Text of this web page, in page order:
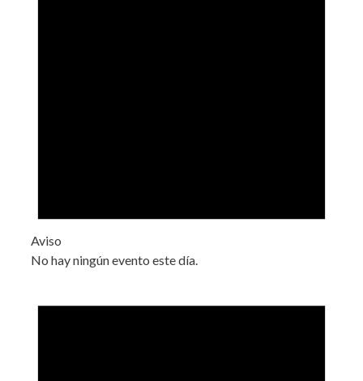
Aviso
No hay ningún evento este día.